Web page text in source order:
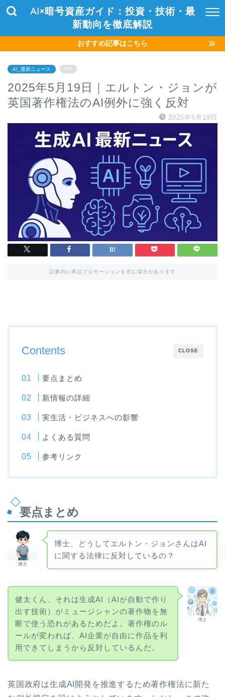
AI×暗号資産ガイド：投資・技術・最
新動向を徹底解説
おすすめ記事はこちら
AI_最新ニュース PR
2025年5月19日｜エルトン・ジョンが
英国著作権法のAI例外に強く反対
2025年5月19日
記事内に商品プロモーションを含む場合があります
CLOSE
Contents
要点まとめ
新情報の詳細
実生活・ビジネスへの影響
よくある質問
参考リンク
要点まとめ
健太
博士、どうしてエルトン・ジョンさんはAI
に関する法律に反対しているの？
博士
健太くん、それは生成AI（AIが自動で作り
出す技術）がミュージシャンの著作物を無
断で使う恐れがあるためだよ。著作権のル
ールが変われば、AI企業が自由に作品を利
用できてしまうから反対しているんだ。
英国政府は生成AI開発を推進するため著作権法に新た